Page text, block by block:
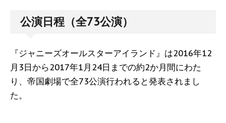
公演日程（全73公演）
『ジャニーズオールスターアイランド』は2016年12
月3日から2017年1月24日までの約2か月間にわた
り、帝国劇場で全73公演行われると発表されまし
た。